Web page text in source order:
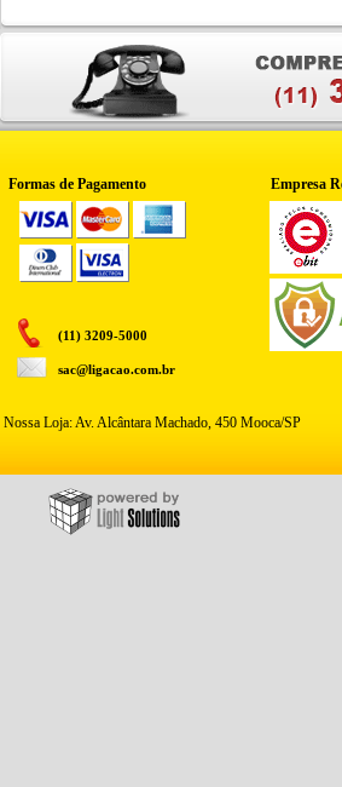
Formas de Pagamento Empresa
(11) 3209-5000
sac@ligacao.com.br
Nossa Loja: Av. Alcântara Machado, 450 Mooca/SP